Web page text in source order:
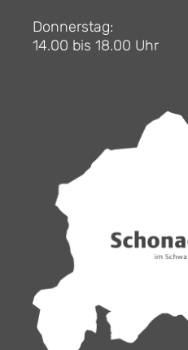
Donnerstag:
14.00 bis 18.00 Uhr